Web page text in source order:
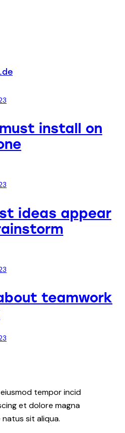
install on
ideas appear
teamwork
tempor incid
et dolore magna
sit aliqua.